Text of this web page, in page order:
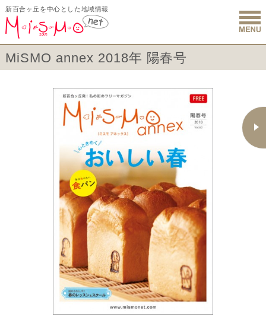
新百合ヶ丘を中心とした地域情報
新百合ヶ
MiSMO annex 2018年 陽春号